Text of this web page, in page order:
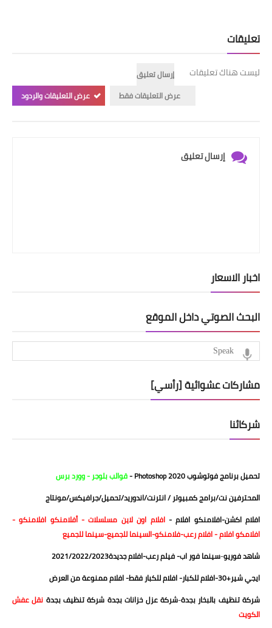
تعليقات
ليست هناك تعليقات
إرسال تعليق
عرض التعليقات فقط
عرض التعليقات والردود
إرسال تعليق
اخبار الاسعار
البحث الصوتي داخل الموقع
مشاركات عشوائية [رأسي]
شركائنا
تحميل برنامج فوتوشوب 2020 Photoshop
-قوالب بلوجر-وورد برس
المحترفين نت/برامج كمبيوتر / انترنت/اندوريد/تحميل/جرافيكس/مونتاج
افلام اكشن-افلامنكو افلام- افلام اون لاين مسلسلات- أفلامنكو افلامنكو-
افلامكوافلام-افلام رعب-فلامنكو-السينما للجميع-سينما للجميع
شاهد فوريو-سينما فور اب-فيلم رعب-افلام جديدة2021/2022/2023
ايجي شير+30
-افلام للكبار-افلام للكبار فقط-افلام ممنوعة من العرض
شركة تنظيف بالبخار بجدة-شركة عزل خزانات بجدة شركة تنظيف بجدة نقل عفش
الكويت